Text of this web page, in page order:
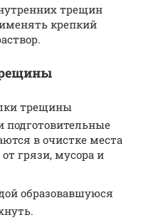
трещин
крепкий
трещины
подготовительные
в очистке места
грязи, мусора и
образовавшуюся